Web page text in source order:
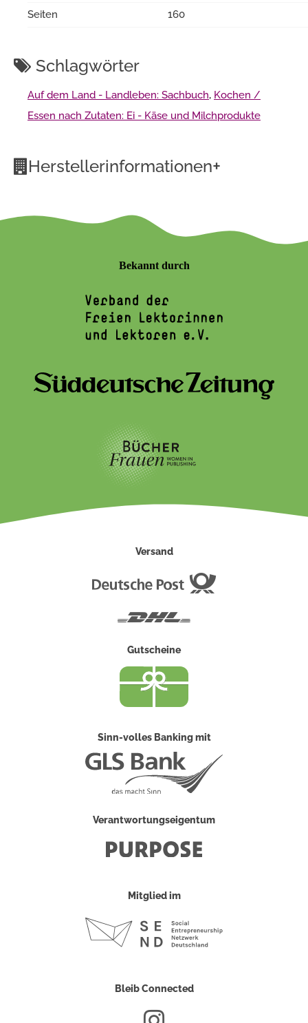
Seiten 160
Schlagwörter
Auf dem Land - Landleben: Sachbuch, Kochen /
Essen nach Zutaten: Ei - Käse und Milchprodukte
Herstellerinformationen+
Bekannt durch
Versand
Gutscheine
Sinn-volles Banking mit
Verantwortungseigentum
Mitglied im
Bleib Connected